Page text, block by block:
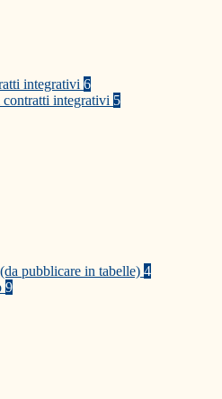
integrativi 6
contratti integrativi 5
pubblicare in tabelle) 4
9